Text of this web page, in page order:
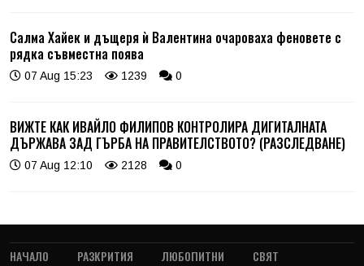
Салма Хайек и дъщеря ѝ Валентина очароваха феновете с
рядка съвместна поява
07 Aug 15:23 1239 0
ВИЖТЕ КАК ИВАЙЛО ФИЛИПОВ КОНТРОЛИРА ДИГИТАЛНАТА
ДЪРЖАВА ЗАД ГЪРБА НА ПРАВИТЕЛСТВОТО? (РАЗСЛЕДВАНЕ)
07 Aug 12:10 2128 0
НАЧАЛО РАЗКРИТИЯ ЛЮБОПИТНИ
СВЯТ